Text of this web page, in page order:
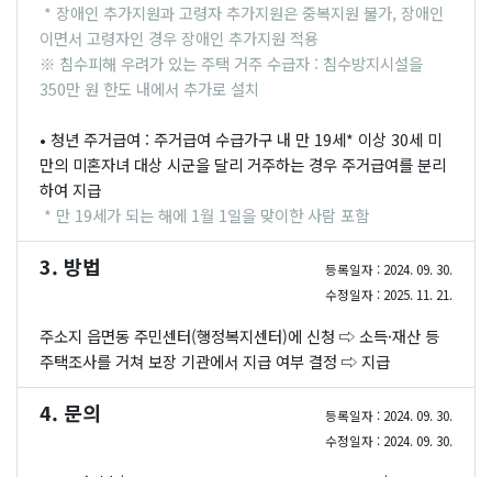
* 장애인 추가지원과 고령자 추가지원은 중복지원 불가, 장애인
이면서 고령자인 경우 장애인 추가지원 적용
※ 침수피해 우려가 있는 주택 거주 수급자 : 침수방지시설을
350만 원 한도 내에서 추가로 설치
• 청년 주거급여 : 주거급여 수급가구 내 만 19세* 이상 30세 미
만의 미혼자녀 대상 시군을 달리 거주하는 경우 주거급여를 분리
하여 지급
* 만 19세가 되는 해에 1월 1일을 맞이한 사람 포함
3. 방법
등록일자 : 2024. 09. 30.
수정일자 : 2025. 11. 21.
주소지 읍면동 주민센터(행정복지센터)에 신청 ⇨ 소득·재산 등
주택조사를 거쳐 보장 기관에서 지급 여부 결정 ⇨ 지급
4. 문의
등록일자 : 2024. 09. 30.
수정일자 : 2024. 09. 30.